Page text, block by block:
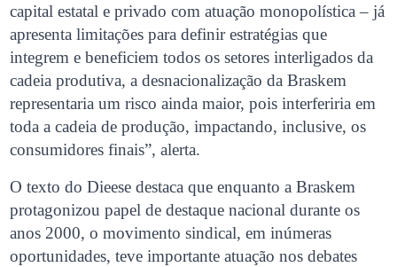
capital estatal e privado com atuação monopolística – já
apresenta limitações para definir estratégias que
integrem e beneficiem todos os setores interligados da
cadeia produtiva, a desnacionalização da Braskem
representaria um risco ainda maior, pois interferiria em
toda a cadeia de produção, impactando, inclusive, os
consumidores finais”, alerta.
O texto do Dieese destaca que enquanto a Braskem
protagonizou papel de destaque nacional durante os
anos 2000, o movimento sindical, em inúmeras
oportunidades, teve importante atuação nos debates